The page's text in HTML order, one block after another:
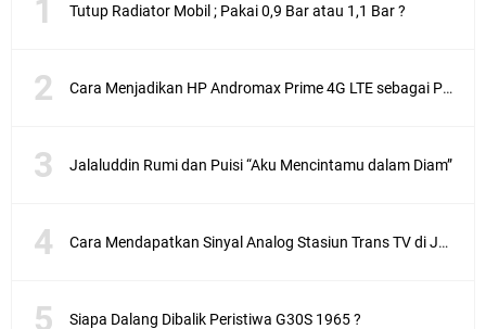
Tutup Radiator Mobil ; Pakai 0,9 Bar atau 1,1 Bar ?
Cara Menjadikan HP Andromax Prime 4G LTE sebagai Perangkat Wifi Hotspot
Jalaluddin Rumi dan Puisi “Aku Mencintamu dalam Diam”
Cara Mendapatkan Sinyal Analog Stasiun Trans TV di Jakarta
Siapa Dalang Dibalik Peristiwa G30S 1965 ?